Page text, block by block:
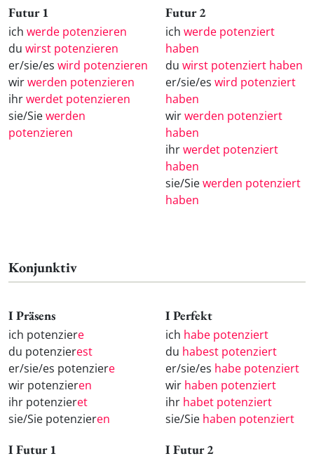
Futur 1
ich werde potenzieren
du wirst potenzieren
er/sie/es wird potenzieren
wirwerden potenzieren
ihrwerdet potenzieren
sie/Siewerden
potenzieren
Futur 2
ich werde potenziert
haben
du wirst potenziert haben
er/sie/es wird potenziert
haben
wirwerden potenziert
haben
ihrwerdet potenziert
haben
sie/Siewerden potenziert
haben
Konjunktiv
I Präsens
ich potenziere
du potenzierest
er/sie/es potenziere
wir potenzieren
ihr potenzieret
sie/Sie potenzieren
I Perfekt
ich habe potenziert
du habest potenziert
er/sie/es habe potenziert
wir haben potenziert
ihr habet potenziert
sie/Sie haben potenziert
I Futur 1 I Futur 2